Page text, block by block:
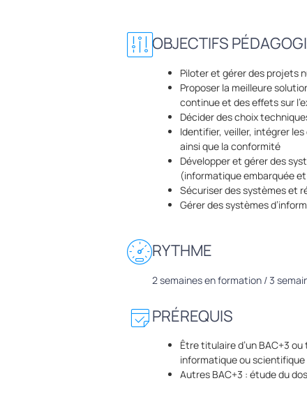
OBJECTIFS
Piloter et gérer des projets
Proposer la meilleure
continue et des effets sur
Décider des choix
Identifier, veiller, intégrer
ainsi que la conformité
Développer et gérer des
(informatique embarquée
Sécuriser des systèmes et
Gérer des systèmes
RYTHME
2 semaines en formation / 3
PRÉREQUIS
Être titulaire d’un BAC+3
informatique ou scientifique
Autres BAC+3 : étude du